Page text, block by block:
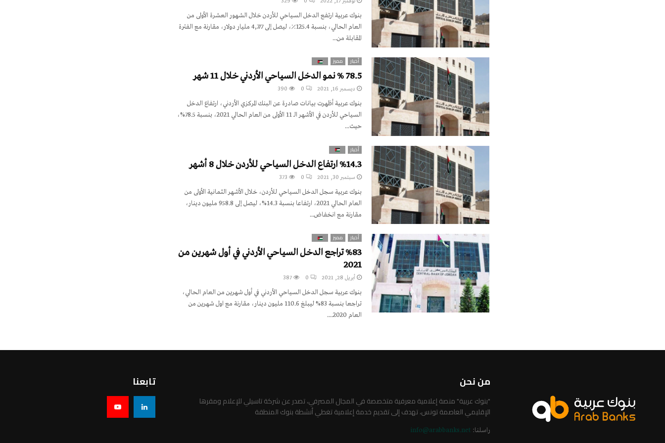
بنوك عربية ارتفع الدخل السياحي للأردن خلال الشهور العشرة الأولى من
العام الحالي، بنسبة 125.4٪؜، ليصل إلى 4,777 مليار دولار، مقارنة مع الفترة
المقابلة من...
أخبار مميز
78.5 % نمو الدخل السياحي الأردني خلال 11 شهر
ديسمبر 16, 2021 0
390
بنوك عربية أظهرت بيانات صادرة عن البنك المركزي الأردني، ارتفاع الدخل
السياحي للأردن في الأشهر الـ 11 الأولى من العام الحالي 2021، بنسبة 78.5%،
حيث...
أخبار
%14.3 ارتفاع الدخل السياحي للأردن خلال 8 أشهر
سبتمبر 30, 2021 0
373
بنوك عربية سجل الدخل السياحي للأردن، خلال الأشهر الثمانية الأولى من
العام الحالي 2021، ارتفاعا بنسبة 14.3%، ليصل إلى 958.8 مليون دينار،
مقارنة مع انخفاض...
أخبار مميز
%83 تراجع الدخل السياحي الأردني في أول شهرين من
2021
أبريل 28, 2021 0
387
بنوك عربية سجل الدخل السياحي الأردني في أول شهرين من العام الحالي،
تراجعا بنسبة 83% ليبلغ 110.6 مليون دينار، مقارنة مع اول شهرين من
العام 2020....
من نحن
"بنوك عربية" منصة إعلامية معرفية متخصصة في المجال المصرفي، تصدر عن شركة تاسيلي للإعلام ومقرها
الإقليمي العاصمة تونس، تهدف إلى تقديم خدمة إعلامية تغطي أنشطة بنوك المنطقة
راسلنا: info@arabbanks.net
تابعنا